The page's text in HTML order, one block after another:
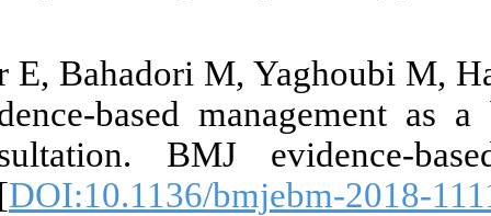
27.
Ahari A.
medical
1;25(3):83-4.